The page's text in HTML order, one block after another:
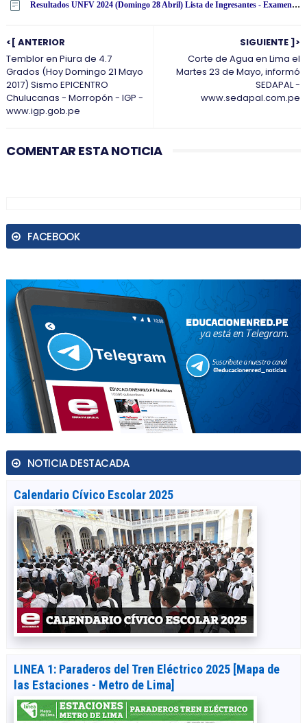
Resultados UNFV 2024 (Domingo 28 Abril) Lista de Ingresantes - Examen Admisión Ordinario y Extraordinario - Universidad Nacional Federico Villarreal - www·unfv·edu·pe
SIGUIENTE ]>
Corte de Agua en Lima el
Martes 23 de Mayo, informó
SEDAPAL -
www.sedapal.com.pe
<[ ANTERIOR
Temblor en Piura de 4.7
Grados (Hoy Domingo 21 Mayo
2017) Sismo EPICENTRO
Chulucanas - Morropón - IGP -
www.igp.gob.pe
COMENTAR ESTA NOTICIA
FACEBOOK
NOTICIA DESTACADA
Calendario Cívico Escolar 2025
LINEA 1: Paraderos del Tren Eléctrico 2025 [Mapa de
las Estaciones - Metro de Lima]